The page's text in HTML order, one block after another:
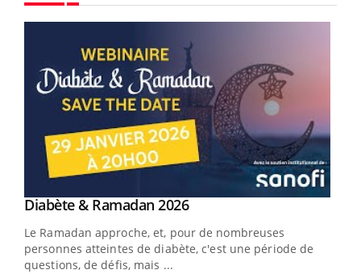
Youtube
Diabète & Ramadan 2026Youtube
Le Ramadan approche, et, pour de nombreuses
personnes atteintes de diabète, c'est une période de
questions, de défis, mais ...